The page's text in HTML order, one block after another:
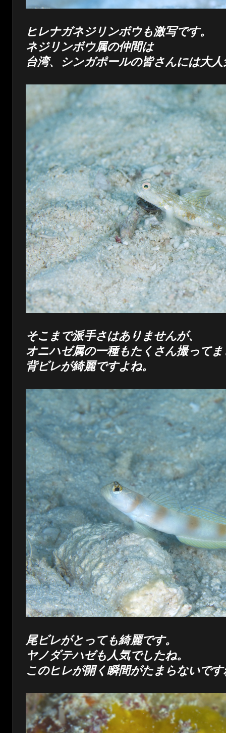
ヒレナガネジリンボウも激写です。
ネジリンボウ属の仲間は
台湾、シンガポールの皆さんには大
そこまで派手さはありませんが、
オニハゼ属の一種もたくさん撮って
背ビレが綺麗ですよね。
尾ビレがとっても綺麗です。
ヤノダテハゼも人気でしたね。
このヒレが開く瞬間がたまらないです